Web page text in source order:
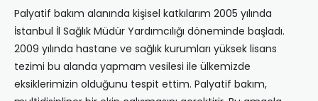
Palyatif bakım alanında kişisel katkılarım 2005 yılında
İstanbul İl Sağlık Müdür Yardımcılığı döneminde başladı.
2009 yılında hastane ve sağlık kurumları yüksek lisans
tezimi bu alanda yapmam vesilesi ile ülkemizde
eksiklerimizin olduğunu tespit ettim. Palyatif bakım,